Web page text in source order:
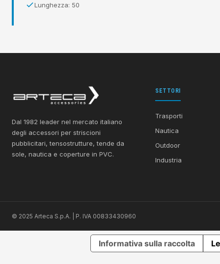
Lunghezza: 50
Dal 1982 leader nel mercato italiano
degli accessori per striscioni
pubblicitari, tensostrutture, tende da
sole, nautica e coperture in PVC.
SETTORI
Trasporti
Nautica
Outdoor
Industria
© 2025 Arteca S.p.A. | P. IVA 00833430960
Informativa sulla raccolta